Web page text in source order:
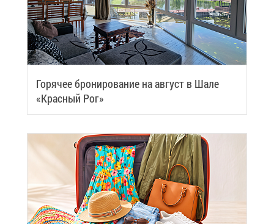
Го­ря­чее бро­ни­ро­ва­ние на ав­густ в Ша­ле
«Крас­ный Рог»